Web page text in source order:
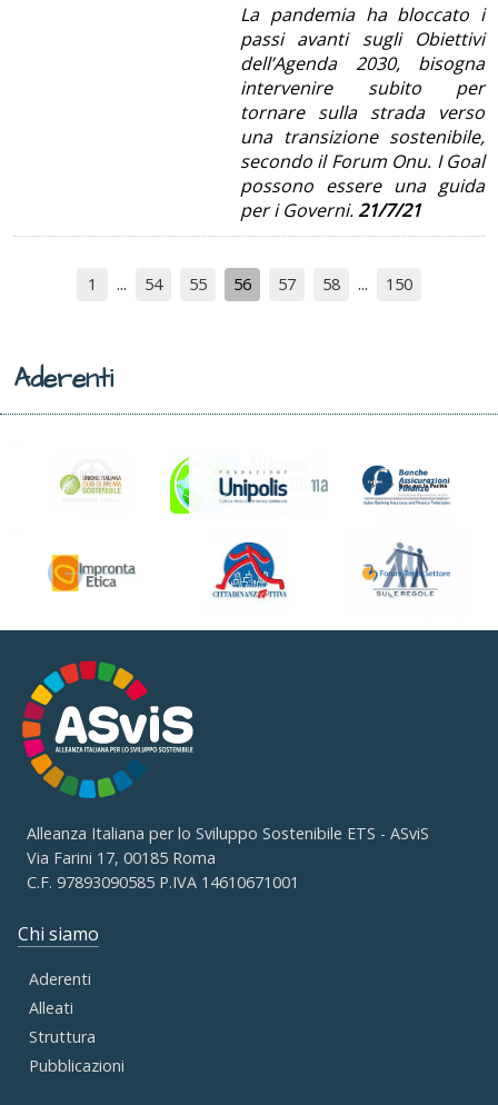
La pandemia ha bloccato i
passi avanti sugli Obiettivi
dell’Agenda 2030, bisogna
intervenire subito per
tornare sulla strada verso
una transizione sostenibile,
secondo il Forum Onu. I Goal
possono essere una guida
per i Governi.21/7/21
1 54 55 56 57 58 150
Aderenti
Alleanza Italiana per lo Sviluppo Sostenibile ETS - ASviS
Via Farini 17, 00185 Roma
C.F. 97893090585 P.IVA 14610671001
Chi siamo
Aderenti
Alleati
Struttura
Pubblicazioni